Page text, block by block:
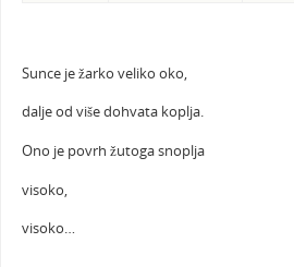
Sunce je žarko veliko oko,
dalje od više dohvata koplja.
Ono je povrh žutoga snoplja
visoko,
visoko…